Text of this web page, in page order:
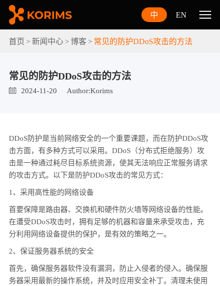
中 EN
首页 新闻中心 博客 常见的防护DDoS攻击的方法
常见的防护DDoS攻击的方法
2024-11-20 Author:Korims
DDoS防护是当前网络安全的一个重要课题，而在防护DDoS攻
击方面，有多种方式可以采用。DDoS（分布式拒绝服务）攻
击是一种通过耗尽目标系统资源，使其无法响应正常服务请求
的攻击方式。以下是防护DDoS攻击的常见方式：
1、采用高性能的网络设备
首要保障是路由器、交换机和硬件防火墙等网络设备的性能。
在遭受DDoS攻击时，拥有足够的机器和容量来承受攻击，充
分利用网络设备提供的保护，是有效的策略之一。
2、保证服务器系统的安全
首先，确保服务器软件没有漏洞，防止入侵者的侵入。确保服
务器采用最新的操作系统，并及时应用安全补丁。清理未使用